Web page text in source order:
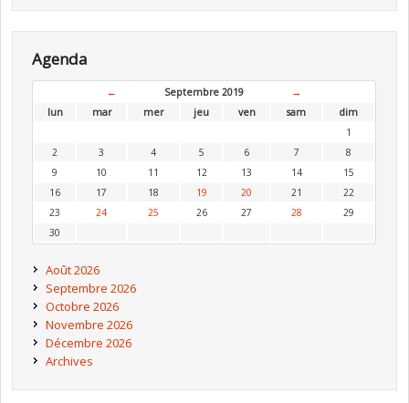
Agenda
← Septembre 2019
→
lun
mar mer jeu ven sam
dim
1
2
3 4 5 6 7
8
9
10 11 12 13 14
15
16
17 18 19 20 21
22
23
24 25 26 27 28
29
30
Août 2026
Septembre 2026
Octobre 2026
Novembre 2026
Décembre 2026
Archives